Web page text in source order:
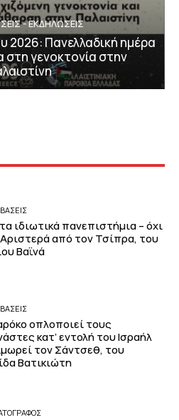
- ΕΚΔΗΛΩΣΕΙΣ
2026: Πανελλαδική ημέρα
στη γενοκτονία στην
ιδιωτικά πανεπιστήμια – όχι
από τον Τσίπρα, του
Βαϊνά
οπλοποιεί τους
κατ’ εντολή του Ισραήλ
τον Σάντσεθ, του
Βατικιώτη